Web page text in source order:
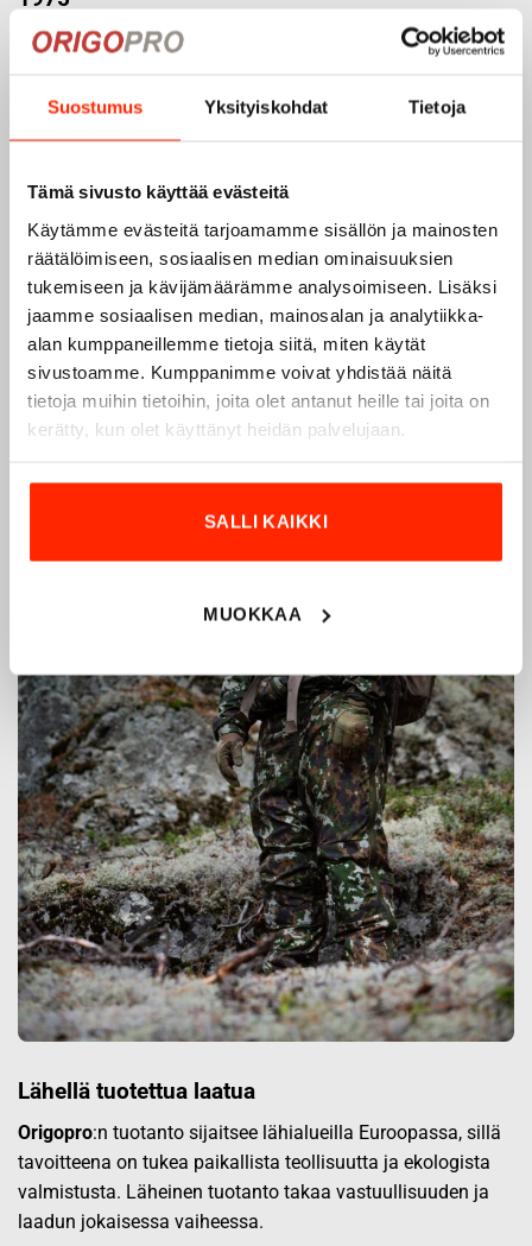
Suostumus Yksityiskohdat Tietoja
Tämä sivusto käyttää evästeitä
Käytämme evästeitä tarjoamamme sisällön ja mainosten
räätälöimiseen, sosiaalisen median ominaisuuksien
tukemiseen ja kävijämäärämme analysoimiseen. Lisäksi
jaamme sosiaalisen median, mainosalan ja analytiikka-
alan kumppaneillemme tietoja siitä, miten käytät
sivustoamme. Kumppanimme voivat yhdistää näitä
tietoja muihin tietoihin, joita olet antanut heille tai joita on
kerätty, kun olet käyttänyt heidän palvelujaan.
SALLI KAIKKI
MUOKKAA
Origoproon suomalainen turvallisuus- ja
vuodesta 1975.
Origoprovalmistaa laadukkaita vaatteita,
Origopro:n tuotteet on suunniteltu yhteistyössä käyttäjien
innovoimaan entistä parempia ratkaisuja.
Lähellä tuotettua laatua
Origopro:n tuotanto sijaitsee lähialueilla Euroopassa, sillä
tavoitteena on tukea paikallista teollisuutta ja ekologista
valmistusta. Läheinen tuotanto takaa vastuullisuuden ja
laadun jokaisessa vaiheessa.